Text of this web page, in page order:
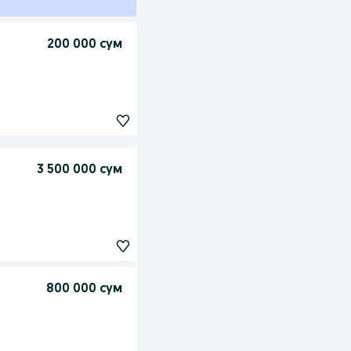
200 000 сум
3 500 000 сум
800 000 сум